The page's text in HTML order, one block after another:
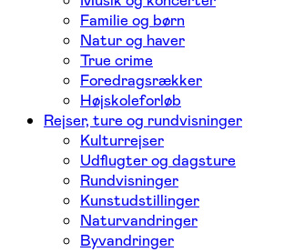
Familie og børn
Natur og haver
True crime
Foredragsrækker
Højskoleforløb
Rejser, ture og rundvisninger
Kulturrejser
Udflugter og dagsture
Rundvisninger
Kunstudstillinger
Naturvandringer
Byvandringer